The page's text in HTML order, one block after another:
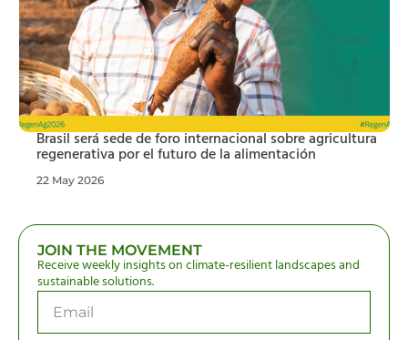
Brasil será sede de foro internacional sobre agricultura
regenerativa por el futuro de la alimentación
22 May 2026
JOIN THE MOVEMENT
Receive weekly insights on climate-resilient landscapes and
sustainable solutions.